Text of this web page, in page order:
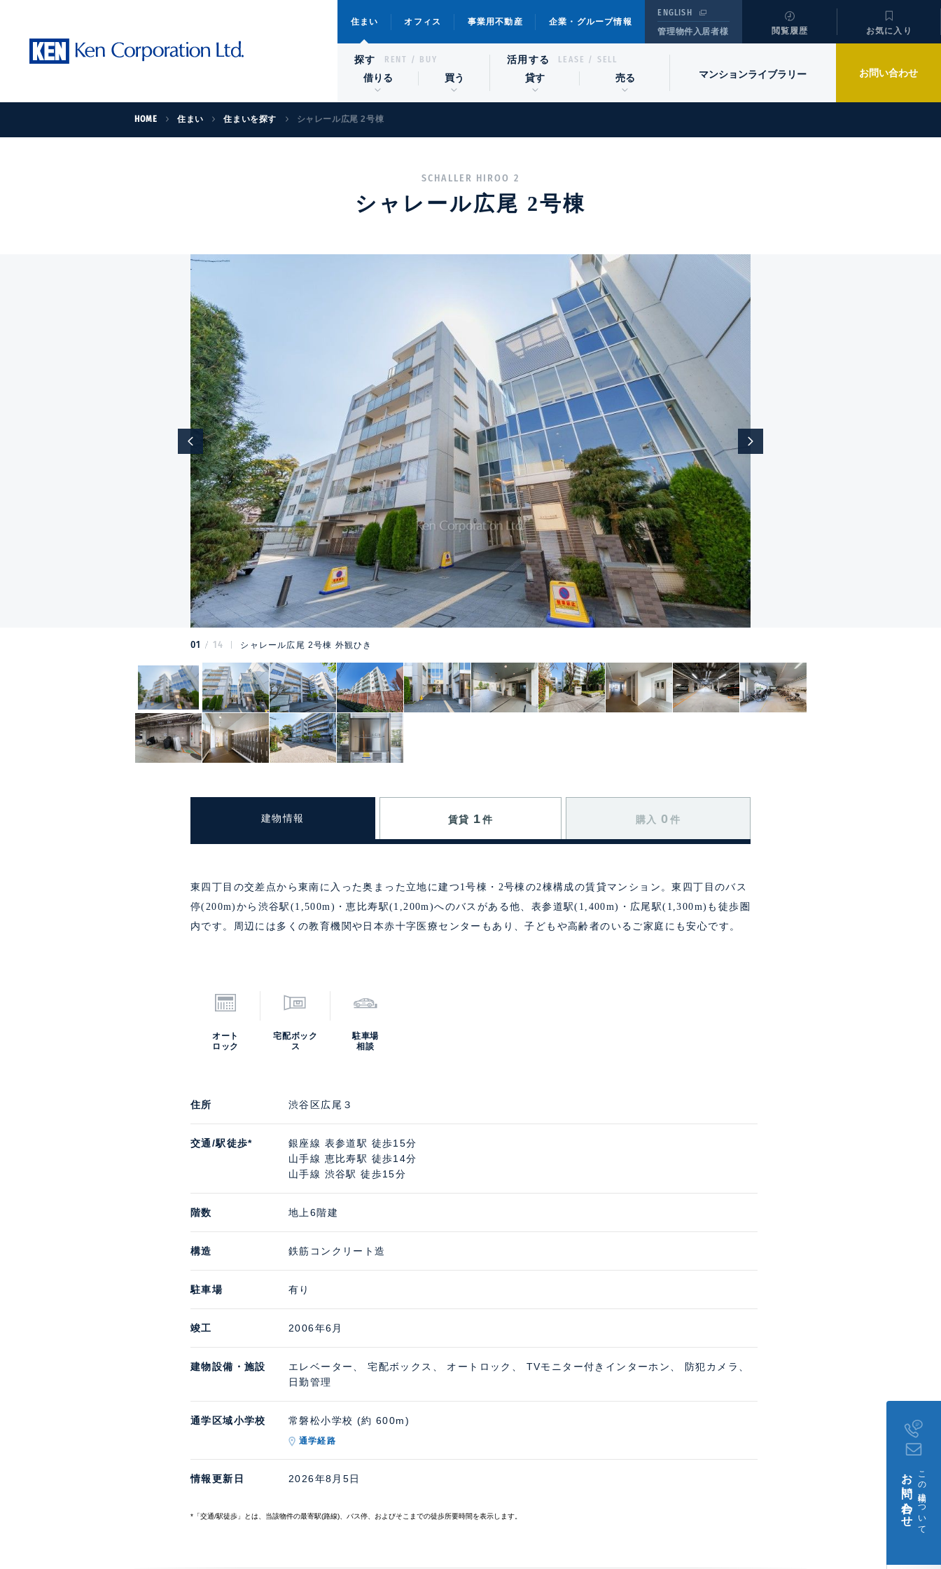
住まい オフィス 事業用不動産 企業・グループ情報
ENGLISH
管理物件入居者様
閲覧履歴 お気に入り
探す RENT / BUY
借りる 買う
活用する LEASE / SELL
貸す 売る マンションライブラリー お問い合わせ
HOME 住まい 住まいを探す シャレール広尾 2号棟
SCHALLER HIROO 2
シャレール広尾 2号棟
01 14 シャレール広尾 2号棟 外観ひき
建物情報 賃貸 1 件 購入 0 件
東四丁目の交差点から東南に入った奥まった立地に建つ1号棟・2号棟の2棟構成の賃貸マンション。東四丁目のバス
停(200m)から渋谷駅(1,500m)・恵比寿駅(1,200m)へのバスがある他、表参道駅(1,400m)・広尾駅(1,300m)も徒歩圏
内です。周辺には多くの教育機関や日本赤十字医療センターもあり、子どもや高齢者のいるご家庭にも安心です。
オート
ロック
宅配ボック
ス
駐車場
相談
住所 渋谷区広尾３
交通/駅徒歩*
銀座線 表参道駅 徒歩15分
山手線 恵比寿駅 徒歩14分
山手線 渋谷駅 徒歩15分
階数 地上6階建
構造 鉄筋コンクリート造
駐車場 有り
竣工 2006年6月
建物設備・施設
エレベーター、 宅配ボックス、 オートロック、 TVモニター付きインターホン、 防犯カメラ、
日勤管理
通学区域小学校 常磐松小学校 (約 600m)
通学経路
情報更新日 2026年8月5日
*「交通/駅徒歩」とは、当該物件の最寄駅(路線)、バス停、およびそこまでの徒歩所要時間を表示します。 この建物について
お問い合わせ